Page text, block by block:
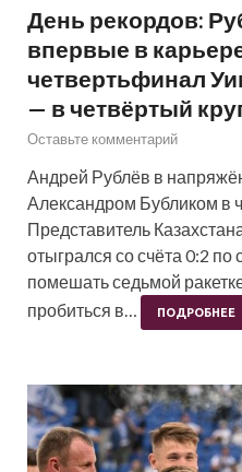
День рекордов:
впервые в
четвертьфинал
— в четвёртый
Оставьте комментарий
Андрей Рублёв в
Александром Бубликом в
Представитель
отыгрался со счёта 0:2 по
помешать седьмой
пробиться в…
ПОДРОБНЕЕ